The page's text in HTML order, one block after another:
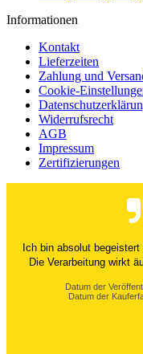
Informationen
Kontakt
Lieferzeiten
Zahlung und
Cookie-
Widerrufsrecht
AGB
Impressum
Zertifizierungen
Ich bin absolut
Die Verarbeitung wirkt
Datum der
Datum der